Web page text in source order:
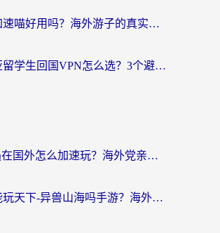
斧牛和加速喵好用吗？海外游子的真实选择困境
马来西亚留学生回国VPN怎么选？3个避坑点+1款实测好用的加速器推荐
Sky光·遇在国外怎么加速玩？海外党亲测有效的国服游戏加速指南
在欧洲能玩天下-异兽山海吗手游？海外玩家的加速器生存指南